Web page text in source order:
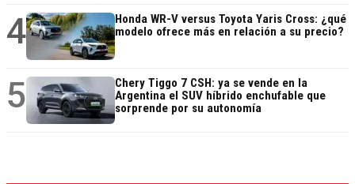
4
Honda WR-V versus Toyota Yaris Cross: ¿qué
modelo ofrece más en relación a su precio?
5
Chery Tiggo 7 CSH: ya se vende en la
Argentina el SUV híbrido enchufable que
sorprende por su autonomía